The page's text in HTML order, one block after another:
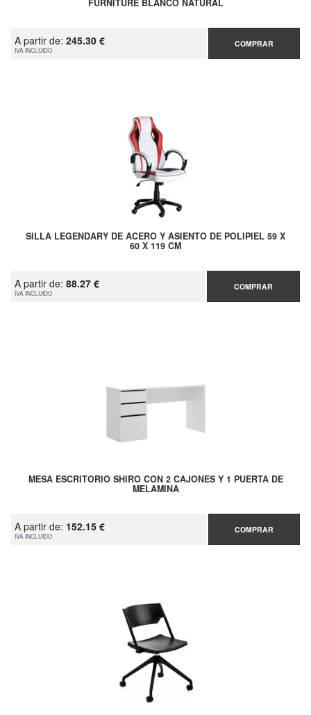
FURNITURE BLANCO NATURAL
A partir de: 245.30 €
IVA INCLUIDO
COMPRAR
SILLA LEGENDARY DE ACERO Y ASIENTO DE POLIPIEL 59 X
60 X 119 CM
A partir de: 88.27 €
IVA INCLUIDO
COMPRAR
MESA ESCRITORIO SHIRO CON 2 CAJONES Y 1 PUERTA DE
MELAMINA
A partir de: 152.15 €
IVA INCLUIDO
COMPRAR